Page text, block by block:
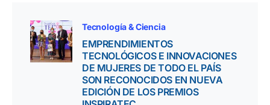
Tecnología & Ciencia
EMPRENDIMIENTOS
TECNOLÓGICOS E INNOVACIONES
DE MUJERES DE TODO EL PAÍS
SON RECONOCIDOS EN NUEVA
EDICIÓN DE LOS PREMIOS